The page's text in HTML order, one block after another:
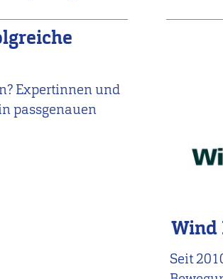
Expertinnen und
passgenauen
Wind
Seit